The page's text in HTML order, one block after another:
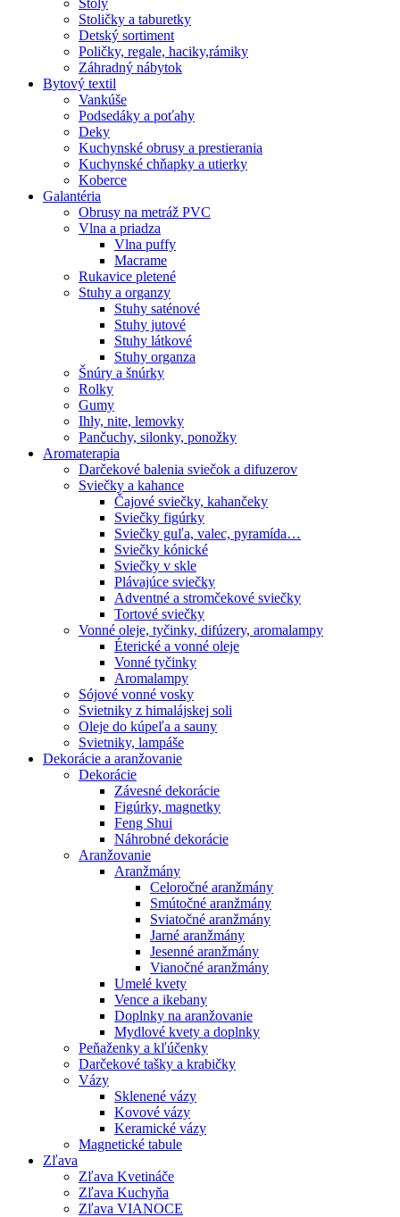
Stoly
Stoličky a taburetky
Detský sortiment
Poličky, regale, haciky,rámiky
Záhradný nábytok
Bytový textil
Vankúše
Podsedáky a poťahy
Deky
Kuchynské obrusy a prestierania
Kuchynské chňapky a utierky
Koberce
Galantéria
Obrusy na metráž PVC
Vlna a priadza
Vlna puffy
Macrame
Rukavice pletené
Stuhy a organzy
Stuhy saténové
Stuhy jutové
Stuhy látkové
Stuhy organza
Šnúry a šnúrky
Rolky
Gumy
Ihly, nite, lemovky
Pančuchy, silonky, ponožky
Aromaterapia
Darčekové balenia sviečok a difuzerov
Sviečky a kahance
Čajové sviečky, kahančeky
Sviečky figúrky
Sviečky guľa, valec, pyramída…
Sviečky kónické
Sviečky v skle
Plávajúce sviečky
Adventné a stromčekové sviečky
Tortové sviečky
Vonné oleje, tyčinky, difúzery, aromalampy
Éterické a vonné oleje
Vonné tyčinky
Aromalampy
Sójové vonné vosky
Svietniky z himalájskej soli
Oleje do kúpeľa a sauny
Svietniky, lampáše
Dekorácie a aranžovanie
Dekorácie
Závesné dekorácie
Figúrky, magnetky
Feng Shui
Náhrobné dekorácie
Aranžovanie
Aranžmány
Celoročné aranžmány
Smútočné aranžmány
Sviatočné aranžmány
Jarné aranžmány
Jesenné aranžmány
Vianočné aranžmány
Umelé kvety
Vence a ikebany
Doplnky na aranžovanie
Mydlové kvety a doplnky
Peňaženky a kľúčenky
Darčekové tašky a krabičky
Vázy
Sklenené vázy
Kovové vázy
Keramické vázy
Magnetické tabule
Zľava
Zľava Kvetináče
Zľava Kuchyňa
Zľava VIANOCE